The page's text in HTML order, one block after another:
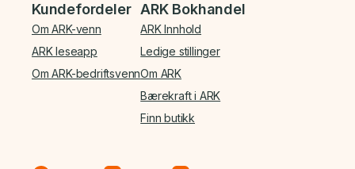
Kundefordeler
Om ARK-venn
ARK leseapp
Om ARK-bedriftsvenn
ARK Bokhandel
ARK Innhold
Ledige stillinger
Om ARK
Bærekraft i ARK
Finn butikk